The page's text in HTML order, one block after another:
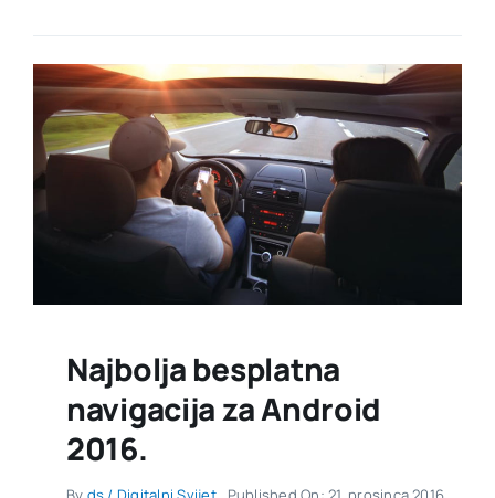
Najbolja besplatna
navigacija za Android
2016.